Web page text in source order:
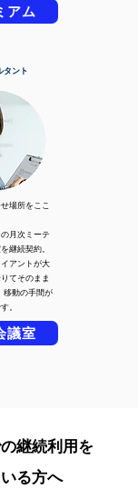
アム
タント
場所をここ
月次ミーテ
継続契約。
アントが大
てそのまま
移動の手間が
。
議室
継続利用を
る方へ